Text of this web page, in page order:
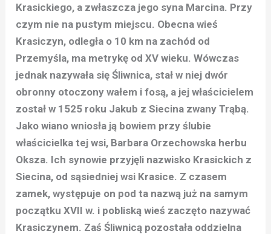
Krasickiego, a zwłaszcza jego syna Marcina. Przy
czym nie na pustym miejscu. Obecna wieś
Krasiczyn, odległa o 10 km na zachód od
Przemyśla, ma metrykę od XV wieku. Wówczas
jednak nazywała się Śliwnica, stał w niej dwór
obronny otoczony wałem i fosą, a jej właścicielem
został w 1525 roku Jakub z Siecina zwany Trąbą.
Jako wiano wniosła ją bowiem przy ślubie
właścicielka tej wsi, Barbara Orzechowska herbu
Oksza. Ich synowie przyjęli nazwisko Krasickich z
Siecina, od sąsiedniej wsi Krasice. Z czasem
zamek, występuje on pod ta nazwą już na samym
początku XVII w. i pobliską wieś zaczęto nazywać
Krasiczynem. Zaś Śliwnicą pozostała oddzielna